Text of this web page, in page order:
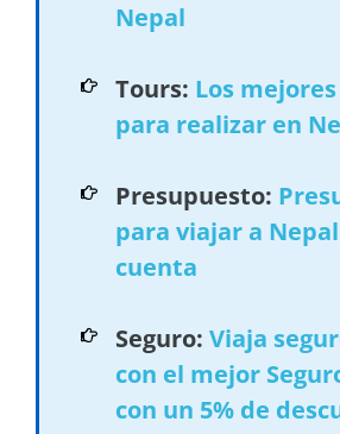
Nepal
Tours: Los
para realizar en
Presupuesto:
para viajar a
cuenta
Seguro: Viaja
con el mejor
con un 5% de